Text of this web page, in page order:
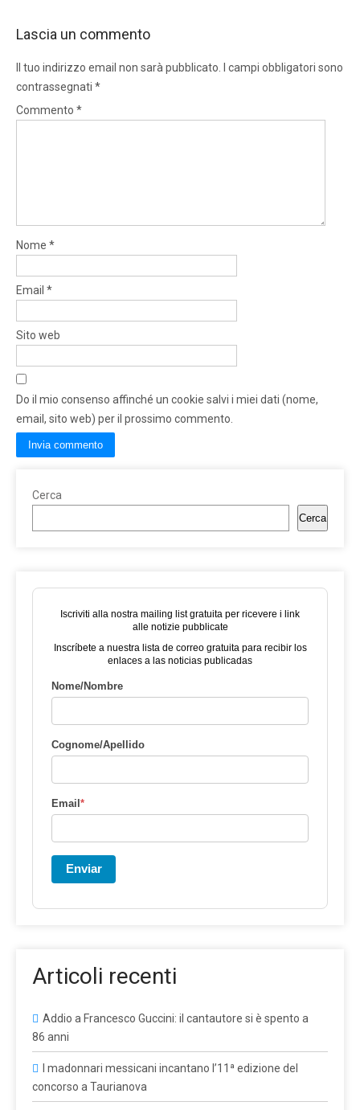
Lascia un commento
Il tuo indirizzo email non sarà pubblicato.
I campi obbligatori sono
contrassegnati *
Commento *
Nome *
Email *
Sito web
Do il mio consenso affinché un cookie salvi i miei dati (nome,
email, sito web) per il prossimo commento.
Cerca
Cerca
Iscriviti alla nostra mailing list gratuita per ricevere i link
alle notizie pubblicate
Inscríbete a nuestra lista de correo gratuita para recibir los
enlaces a las noticias publicadas
Nome/Nombre
Cognome/Apellido
Email*
Enviar
Articoli recenti
Addio a Francesco Guccini: il cantautore si è spento a
86 anni
I madonnari messicani incantano l’11ª edizione del
concorso a Taurianova